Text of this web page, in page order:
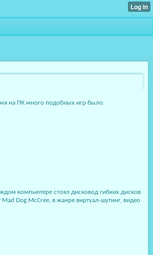
на ПК много подобных игр было.
компьютере стоял дисковод гибких дисков
Dog McCree, в жанре виртуал-шутинг, видео